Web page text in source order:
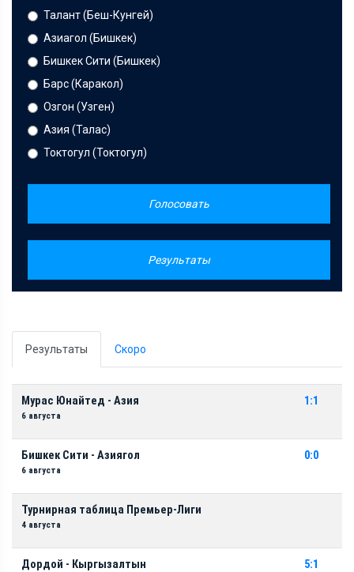
Талант (Беш-Кунгей)
Азиагол (Бишкек)
Бишкек Сити (Бишкек)
Барс (Каракол)
Озгон (Узген)
Азия (Талас)
Токтогул (Токтогул)
Голосовать
Результаты
Результаты Скоро
Мурас Юнайтед - Азия
6 августа
1:1
Бишкек Сити - Азиягол
6 августа
0:0
Турнирная таблица Премьер-Лиги
4 августа
Дордой - Кыргызалтын 5:1